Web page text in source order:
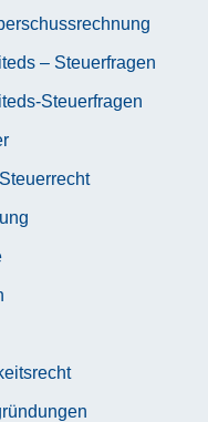
– Steuerfragen
Steuerfragen